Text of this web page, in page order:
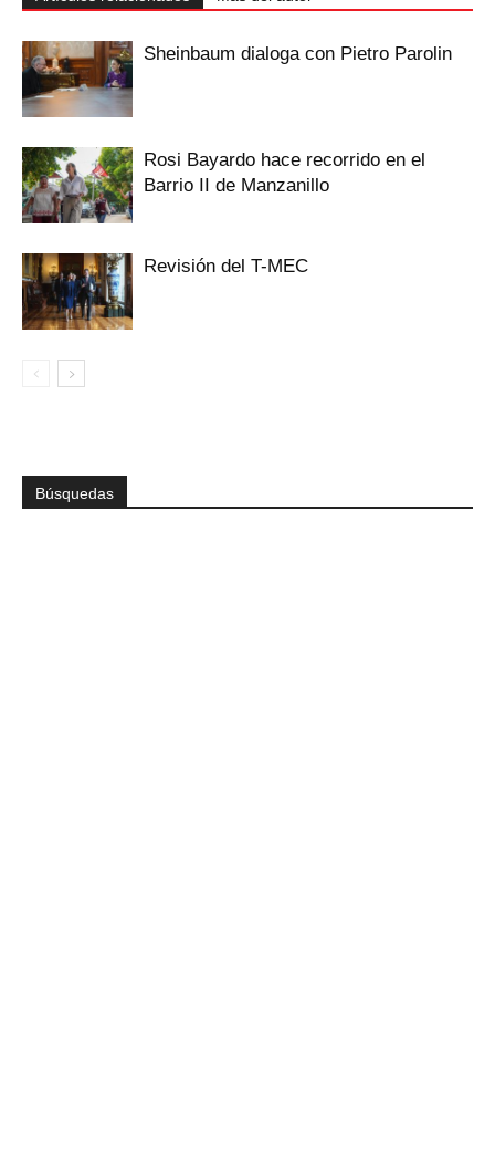
Sheinbaum dialoga con Pietro Parolin
Rosi Bayardo hace recorrido en el
Barrio II de Manzanillo
Revisión del T-MEC
Búsquedas